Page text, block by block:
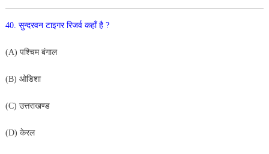
40. सुन्दरवन टाइगर रिजर्व कहाँ है ?
(A) पश्चिम बंगाल
(B) ओडिशा
(C) उत्तराखण्ड
(D) केरल